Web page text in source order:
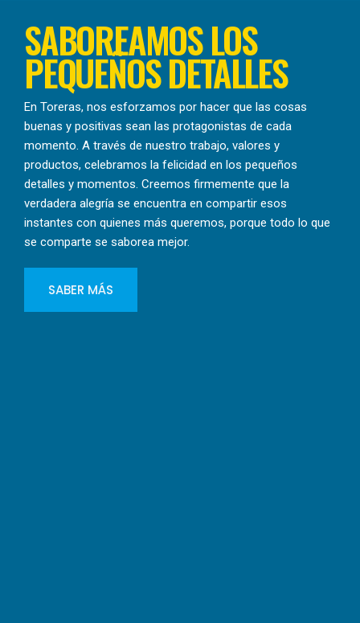
SABOREAMOS LOS
PEQUEÑOS DETALLES
En Toreras, nos esforzamos por hacer que las cosas
buenas y positivas sean las protagonistas de cada
momento. A través de nuestro trabajo, valores y
productos, celebramos la felicidad en los pequeños
detalles y momentos. Creemos firmemente que la
verdadera alegría se encuentra en compartir esos
instantes con quienes más queremos, porque todo lo que
se comparte se saborea mejor.
SABER MÁS